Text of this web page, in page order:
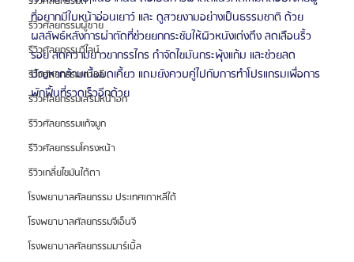
รีวิวศัลยกรรมผู้ชาย
รีวิวศัลยกรรมวีไลน์
รีวิวศัลยกรรมเกาหลี
รีวิวศัลยกรรมเสริมหน้าอก
รีวิวศัลยกรรมแก้จมูก
รีวิวศัลยกรรมโครงหน้า
รีวิวเกลี่ยไขมันใต้ตา
โรงพยาบาลศัลยกรรม ประเทศเกาหลีใต้
โรงพยาบาลศัลยกรรมจีเอ็นจี
โรงพยาบาลศัลยกรรมมาร์เบิ้ล
ที่อยากมีใบหน้าอ่อนเยาว์ และ ดูสวยงามอย่างเป็นธรรมชาติ ด้วย
ผลลัพธ์หลังการผ่าตัดที่ช่วยยกกระชับให้ผิวหนังเต่งตึง ลดเลือนริ้ว
รอย ลดความยาวขากรรไกร กำจัดไขมันกระพุ้งแก้ม และช่วยลด
ปัญหากล้ามเนื้อบดเคี้ยว แถมยังควบคู่ไปกับการทำโปรแกรมเพื่อการ
พักฟื้นที่รวดเร็วอีกด้วย